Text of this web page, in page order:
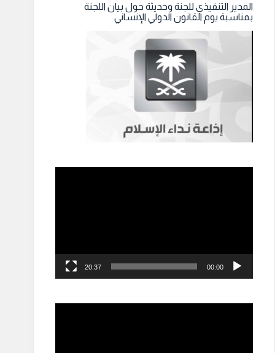
المدير التنفيذي للجنة وحديثة حول بيان اللجنة
بمناسبة يوم القانون الدولي الإنساني
00:00
20:37